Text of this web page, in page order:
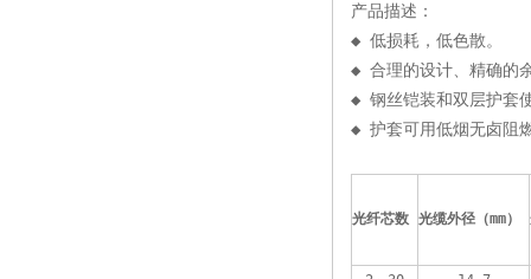
产品描述：
◆ 低损耗，低色散。
◆ 合理的设计、精确的
◆ 钢丝铠装和双层护套
◆ 护套可用低烟无卤阻
光纤芯数 光缆外径（mm）